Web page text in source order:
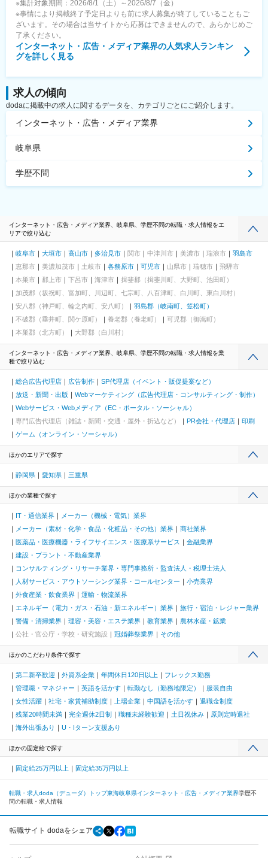
※集計対象期間：2026/8/1（土）～2026/8/7（金）
※事情により掲載終了予定日よりも前に求人募集が終了していることもご
ざいます。その場合は当サイトから応募はできませんので、あらかじめご
了承ください。
インターネット・広告・メディア業界の人気求人ランキン
グを詳しく見る
求人の傾向
dodaに掲載中の求人に関するデータを、カテゴリごとにご紹介します。
インターネット・広告・メディア業界
岐阜県
学歴不問
インターネット・広告・メディア業界、岐阜県、学歴不問の転職・求人情報をエ
リアで絞り込む
岐阜市 大垣市 高山市 多治見市 関市 中津川市 美濃市 瑞浪市
羽島市
恵那市
美濃加茂市 土岐市 各務原市 可児市 山県市 瑞穂市
飛騨市
本巣市
郡上市 下呂市 海津市
揖斐郡（揖斐川町、大野町、池田町）
加茂郡（坂祝町、富加町、川辺町、七宗町、八百津町、白川町、東白川村）
安八郡（神戸町、輪之内町、安八町）
羽島郡（岐南町、笠松町）
不破郡（垂井町、関ケ原町）
養老郡（養老町）
可児郡（御嵩町）
本巣郡（北方町）
大野郡（白川村）
インターネット・広告・メディア業界、岐阜県、学歴不問の転職・求人情報を業
種で絞り込む
総合広告代理店 広告制作
SP代理店（イベント・販促提案など）
放送・新聞・出版
Webマーケティング（広告代理店・コンサルティング・制作）
Webサービス・Webメディア（EC・ポータル・ソーシャル）
専門広告代理店（雑誌・新聞・交通・屋外・折込など）
PR会社・代理店
印刷
ゲーム（オンライン・ソーシャル）
ほかのエリアで探す
静岡県 愛知県 三重県
ほかの業種で探す
IT・通信業界
メーカー（機械・電気）業界
メーカー（素材・化学・食品・化粧品・その他）業界
商社業界
医薬品・医療機器・ライフサイエンス・医療系サービス
金融業界
建設・プラント・不動産業界
コンサルティング・リサーチ業界・専門事務所・監査法人・税理士法人
人材サービス・アウトソーシング業界・コールセンター
小売業界
外食産業・飲食業界
運輸・物流業界
エネルギー（電力・ガス・石油・新エネルギー）業界
旅行・宿泊・レジャー業界
警備・清掃業界
理容・美容・エステ業界 教育業界
農林水産・鉱業
公社・官公庁・学校・研究施設
冠婚葬祭業界 その他
ほかのこだわり条件で探す
第二新卒歓迎 外資系企業 年間休日120日以上
フレックス勤務
管理職・マネジャー
英語を活かす 転勤なし（勤務地限定）
服装自由
女性活躍
社宅・家賃補助制度 上場企業 中国語を活かす
退職金制度
残業20時間未満
完全週休2日制 職種未経験歓迎 土日祝休み
原則定時退社
海外出張あり
U・Iターン支援あり
ほかの固定給で探す
固定給25万円以上 固定給35万円以上
転職・求人doda（デューダ）トップ東海岐阜県インターネット・広告・メディア業界学歴不
問の転職・求人情報
転職サイト dodaをシェア